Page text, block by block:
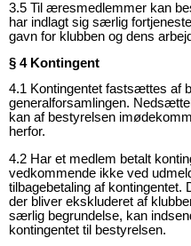
3.5 Til æresmedlemmer kan
har indlagt sig særlig
gavn for klubben og dens
§ 4 Kontingent
4.1 Kontingentet fastsættes af
generalforsamlingen.
kan af bestyrelsen
herfor.
4.2 Har et medlem betalt
vedkommende ikke ved
tilbagebetaling af
der bliver ekskluderet af
særlig begrundelse, kan
kontingentet til bestyrelsen.